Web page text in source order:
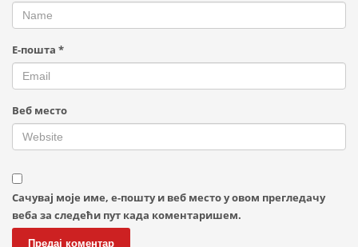
Е-пошта *
Веб место
Сачувај моје име, е-пошту и веб место у овом прегледачу
веба за следећи пут када коментаришем.